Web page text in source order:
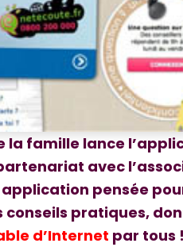
la famille lance
avec
application pensée
pratiques,
d’Internet par tous !